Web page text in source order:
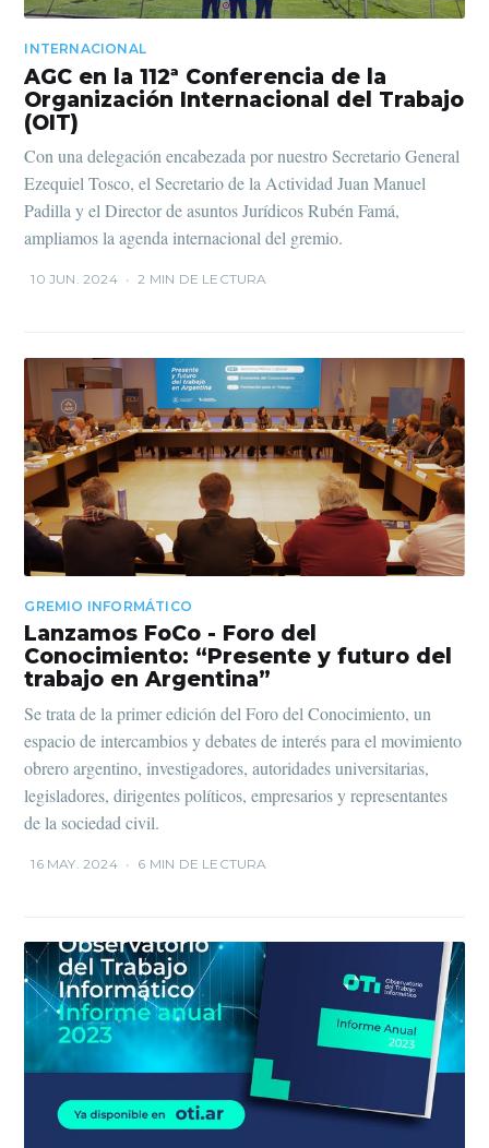
INTERNACIONAL
AGC en la 112ª Conferencia de la
Organización Internacional del Trabajo
(OIT)
Con una delegación encabezada por nuestro Secretario General
Ezequiel Tosco, el Secretario de la Actividad Juan Manuel
Padilla y el Director de asuntos Jurídicos Rubén Famá,
ampliamos la agenda internacional del gremio.
10 JUN. 2024 • 2 MIN DE LECTURA
GREMIO INFORMÁTICO
Lanzamos FoCo - Foro del
Conocimiento: “Presente y futuro del
trabajo en Argentina”
Se trata de la primer edición del Foro del Conocimiento, un
espacio de intercambios y debates de interés para el movimiento
obrero argentino, investigadores, autoridades universitarias,
legisladores, dirigentes políticos, empresarios y representantes
de la sociedad civil.
16 MAY. 2024 • 6 MIN DE LECTURA